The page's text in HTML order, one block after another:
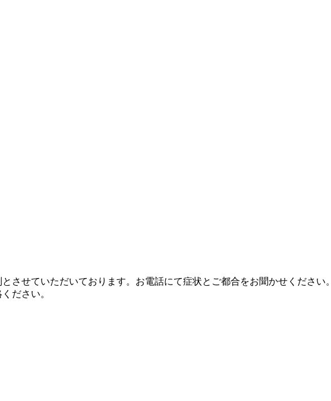
させていただいております。お電話にて症状とご都合をお聞かせください。
ださい。